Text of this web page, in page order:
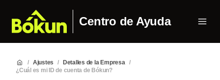
Centro de Ayuda
/ Ajustes / Detalles de la Empresa
/
¿Cuál es mi ID de cuenta de Bókun?